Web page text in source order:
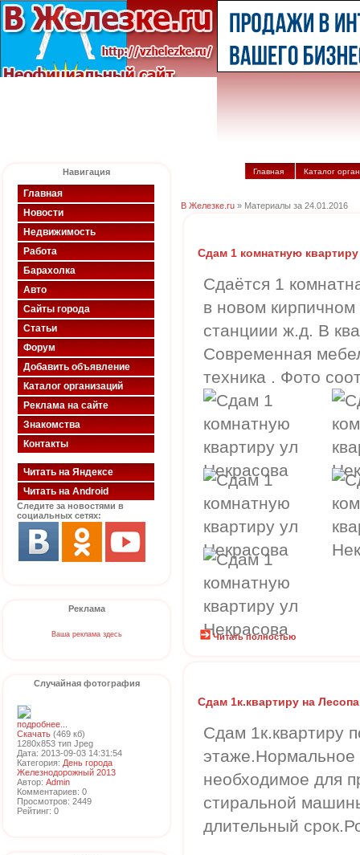
Навигация
Главная
Новости
Недвижимость
Работа
Барахолка
Авто
Сайты города
Статьи
Форум
Добавить объявление
Каталог организаций
Реклама на сайте
Знакомства
Контакты
Читать на Яндексе
Читать на Android
Следите за новостями в
социальных сетях:
Реклама
Ваша реклама здесь
Случайная фотография
подробнее...
Скачать (469 кб)
1280x853 тип Jpeg
Дата: 2013-09-03 14:31:54
Категория: День города
Железнодорожный 2013
Автор: Admin
Комментариев: 0
Просмотров: 2449
Рейтинг: 0
Главная Каталог
В Железке.ru » Материалы за 24.01.2016
Сдам 1 комнатную
Сдаётся 1
в новом
станциии ж.д. В
Современная
техника . Фото
Читать полностью
Сдам 1к.квартиру на
Сдам 1к.квартиру
этаже.Нормальное
необходимое для
стиральной
длительный